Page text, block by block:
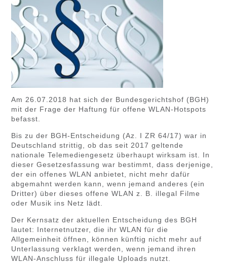
Am 26.07.2018 hat sich der Bundesgerichtshof (BGH)
mit der Frage der Haftung für offene WLAN-Hotspots
befasst.
Bis zu der BGH-Entscheidung (Az. I ZR 64/17) war in
Deutschland strittig, ob das seit 2017 geltende
nationale Telemediengesetz überhaupt wirksam ist. In
dieser Gesetzesfassung war bestimmt, dass derjenige,
der ein offenes WLAN anbietet, nicht mehr dafür
abgemahnt werden kann, wenn jemand anderes (ein
Dritter) über dieses offene WLAN z. B. illegal Filme
oder Musik ins Netz lädt.
Der Kernsatz der aktuellen Entscheidung des BGH
lautet: Internetnutzer, die ihr WLAN für die
Allgemeinheit öffnen, können künftig nicht mehr auf
Unterlassung verklagt werden, wenn jemand ihren
WLAN-Anschluss für illegale Uploads nutzt.